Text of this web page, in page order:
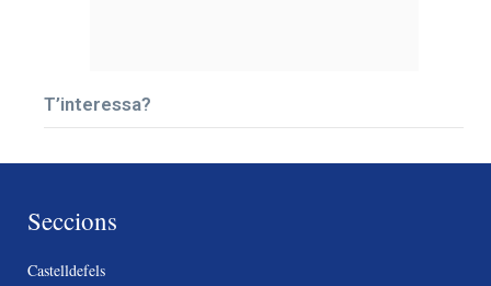
T’interessa?
Seccions
Castelldefels